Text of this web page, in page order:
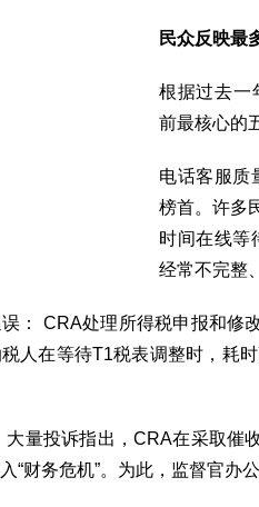
民众反映最
根据过去一
前最核心的
电话客服质
榜首。许多
时间在线等
经常不完整
： CRA处理所得税申报和修
人在等待T1税表调整时，耗
大量投诉指出，CRA在采取催
“财务危机”。为此，监督官办